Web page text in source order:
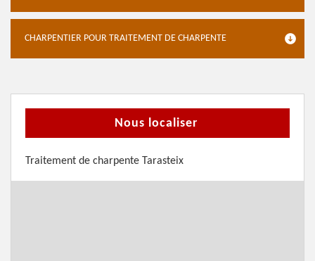
CHARPENTIER POUR TRAITEMENT DE CHARPENTE
Nous localiser
Traitement de charpente Tarasteix